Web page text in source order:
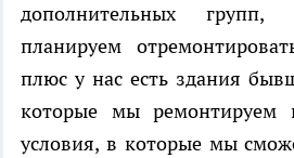
дополнительных
планируем
плюс у нас есть здания
которые мы
условия, в которые мы